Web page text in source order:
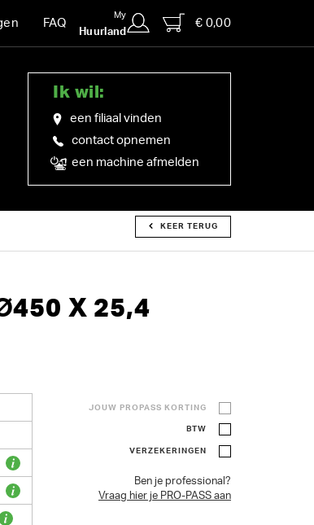
FAQ
My
Huurland
€ 0,00
Ik wil:
een filiaal vinden
contact opnemen
een machine afmelden
KEER TERUG
X 25,4
JOUW PROPASS KORTING
BTW
VERZEKERINGEN
Ben je professional?
Vraag hier je PRO-PASS aan